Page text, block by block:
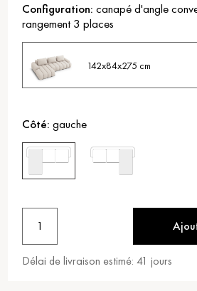
Configuration: canapé d'angle
rangement 3 places
142x84x275 cm
Côté: gauche
1
Délai de livraison estimé:41 jours